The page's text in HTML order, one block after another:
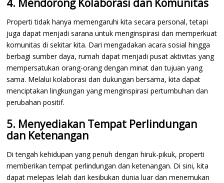
4. Mendorong Kolaborasi dan Komunitas
Properti tidak hanya memengaruhi kita secara personal, tetapi
juga dapat menjadi sarana untuk menginspirasi dan memperkuat
komunitas di sekitar kita. Dari mengadakan acara sosial hingga
berbagi sumber daya, rumah dapat menjadi pusat aktivitas yang
mempersatukan orang-orang dengan minat dan tujuan yang
sama. Melalui kolaborasi dan dukungan bersama, kita dapat
menciptakan lingkungan yang menginspirasi pertumbuhan dan
perubahan positif.
5. Menyediakan Tempat Perlindungan
dan Ketenangan
Di tengah kehidupan yang penuh dengan hiruk-pikuk, properti
memberikan tempat perlindungan dan ketenangan. Di sini, kita
dapat melepas lelah dari kesibukan dunia luar dan menemukan